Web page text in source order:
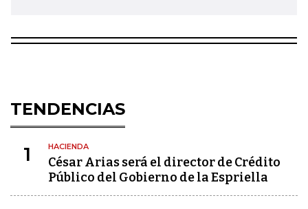
TENDENCIAS
1 HACIENDA
César Arias será el director de Crédito
Público del Gobierno de la Espriella